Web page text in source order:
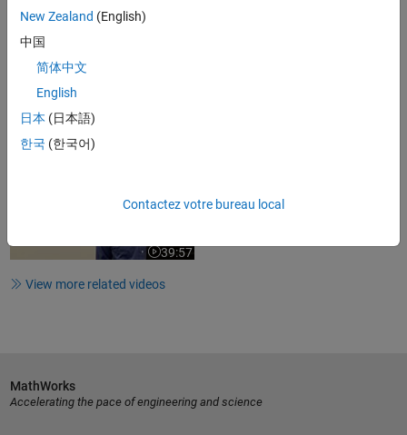
39:57
Video length is 39:57
View more related videos
New Zealand (English)
中国
简体中文
English
日本 (日本語)
한국 (한국어)
Contactez votre bureau local
MathWorks
Accelerating the pace of engineering and science